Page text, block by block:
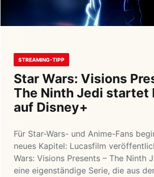
STREAMING-TIPP
Star Wars: Visions
The Ninth Jedi startet
auf Disney+
Für Star-Wars- und Anime-Fans
neues Kapitel: Lucasfilm
Wars: Visions Presents – The Ninth
eine eigenständige Serie, die aus